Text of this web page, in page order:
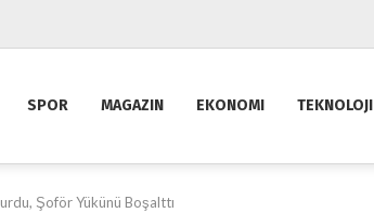
SPOR MAGAZIN EKONOMI TEKNOLOJI
Şoför Yükünü Boşalttı